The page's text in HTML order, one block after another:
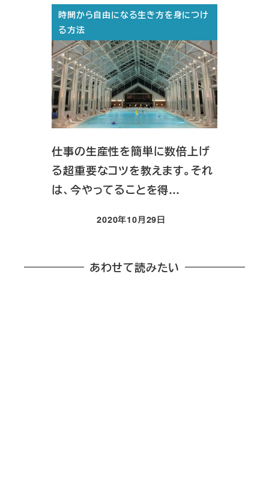
時間から自由になる生き方を身につけ
る方法
仕事の生産性を簡単に数倍上げ
る超重要なコツを教えます。それ
は、今やってることを得…
投稿日
2020年10月29日
あわせて読みたい